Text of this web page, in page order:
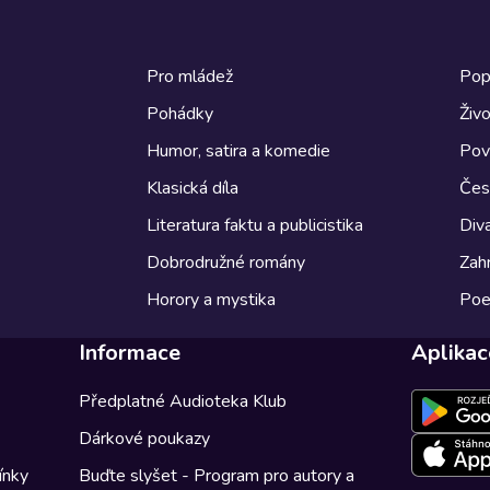
Pro mládež
Pohádky
Humor, satira a komedie
Klasická díla
Literatura faktu a publicistika
Dobrodružné romány
Horory a mystika
Informace
Předplatné Audioteka Klub
Dárkové poukazy
Buďte slyšet - Program pro autory a